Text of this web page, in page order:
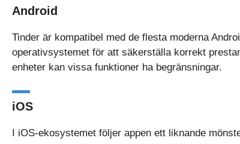
Android
Tinder är kompatibel med de flesta moderna
operativsystemet för att säkerställa korrekt
enheter kan vissa funktioner ha begränsningar.
iOS
I iOS-ekosystemet följer appen ett liknande